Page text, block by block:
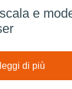
e
leggi di più